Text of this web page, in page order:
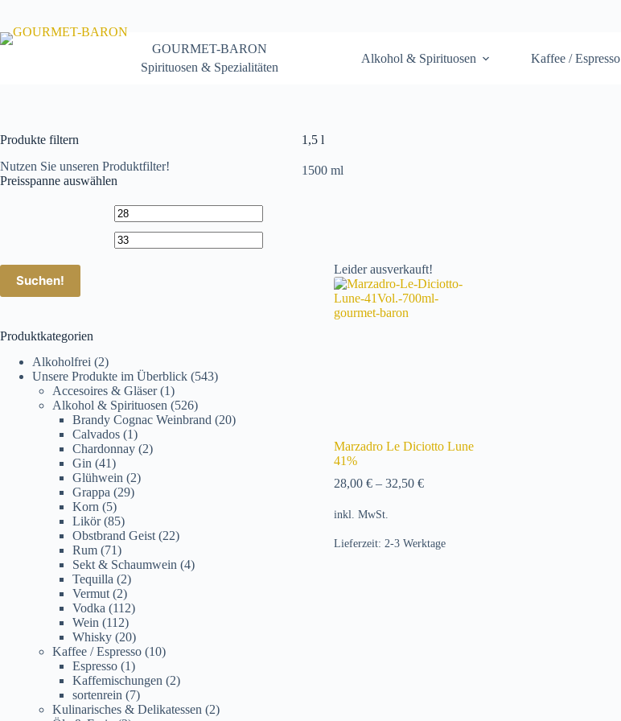
springen
GOURMET-BARON
Spirituosen & Spezialitäten
Alkohol & Spirituosen Kaffee / Espresso
1,5 l
1500 ml
Leider ausverkauft!
Marzadro Le Diciotto Lune
41%
28,00 €– 32,50 €
inkl. MwSt.
Lieferzeit: 2-3 Werktage
Produkte filtern
Nutzen Sie unseren Produktfilter!
Preisspanne auswählen
Suchen!
Produktkategorien
Alkoholfrei (2)
Unsere Produkte im Überblick (543)
Accesoires & Gläser (1)
Alkohol & Spirituosen (526)
Brandy Cognac Weinbrand (20)
Calvados (1)
Chardonnay (2)
Gin (41)
Glühwein (2)
Grappa (29)
Korn (5)
Likör (85)
Obstbrand Geist (22)
Rum (71)
Sekt & Schaumwein (4)
Tequilla (2)
Vermut (2)
Vodka (112)
Wein (112)
Whisky (20)
Kaffee / Espresso (10)
Espresso (1)
Kaffemischungen (2)
sortenrein (7)
Kulinarisches & Delikatessen (2)